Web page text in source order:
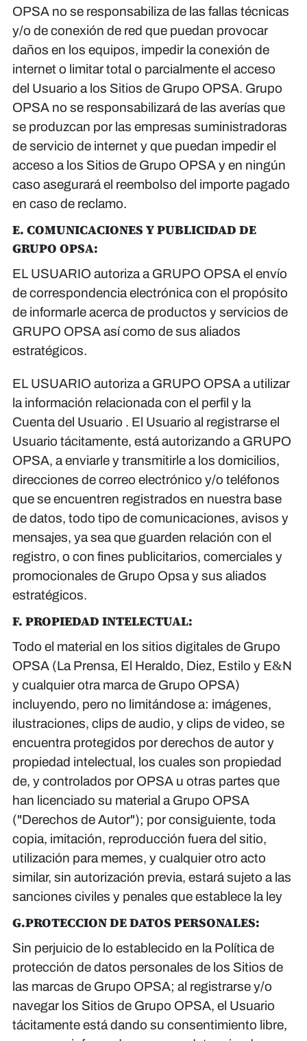
OPSA no se responsabiliza de las fallas técnicas
y/o de conexión de red que puedan provocar
daños en los equipos, impedir la conexión de
internet o limitar total o parcialmente el acceso
del Usuario a los Sitios de Grupo OPSA. Grupo
OPSA no se responsabilizará de las averías que
se produzcan por las empresas suministradoras
de servicio de internet y que puedan impedir el
acceso a los Sitios de Grupo OPSA y en ningún
caso asegurará el reembolso del importe pagado
en caso de reclamo.
E. COMUNICACIONES Y PUBLICIDAD DE
GRUPO OPSA:
EL USUARIO autoriza a GRUPO OPSA el envío
de correspondencia electrónica con el propósito
de informarle acerca de productos y servicios de
GRUPO OPSA así como de sus aliados
estratégicos.
EL USUARIO autoriza a GRUPO OPSA a utilizar
la información relacionada con el perfil y la
Cuenta del Usuario . El Usuario al registrarse el
Usuario tácitamente, está autorizando a GRUPO
OPSA, a enviarle y transmitirle a los domicilios,
direcciones de correo electrónico y/o teléfonos
que se encuentren registrados en nuestra base
de datos, todo tipo de comunicaciones, avisos y
mensajes, ya sea que guarden relación con el
registro, o con fines publicitarios, comerciales y
promocionales de Grupo Opsa y sus aliados
estratégicos.
F. PROPIEDAD INTELECTUAL:
Todo el material en los sitios digitales de Grupo
OPSA (La Prensa, El Heraldo, Diez, Estilo y E&N
y cualquier otra marca de Grupo OPSA)
incluyendo, pero no limitándose a: imágenes,
ilustraciones, clips de audio, y clips de video, se
encuentra protegidos por derechos de autor y
propiedad intelectual, los cuales son propiedad
de, y controlados por OPSA u otras partes que
han licenciado su material a Grupo OPSA
("Derechos de Autor"); por consiguiente, toda
copia, imitación, reproducción fuera del sitio,
utilización para memes, y cualquier otro acto
similar, sin autorización previa, estará sujeto a las
sanciones civiles y penales que establece la ley
G.PROTECCION DE DATOS PERSONALES:
Sin perjuicio de lo establecido en la Política de
protección de datos personales de los Sitios de
las marcas de Grupo OPSA; al registrarse y/o
navegar los Sitios de Grupo OPSA, el Usuario
tácitamente está dando su consentimiento libre,